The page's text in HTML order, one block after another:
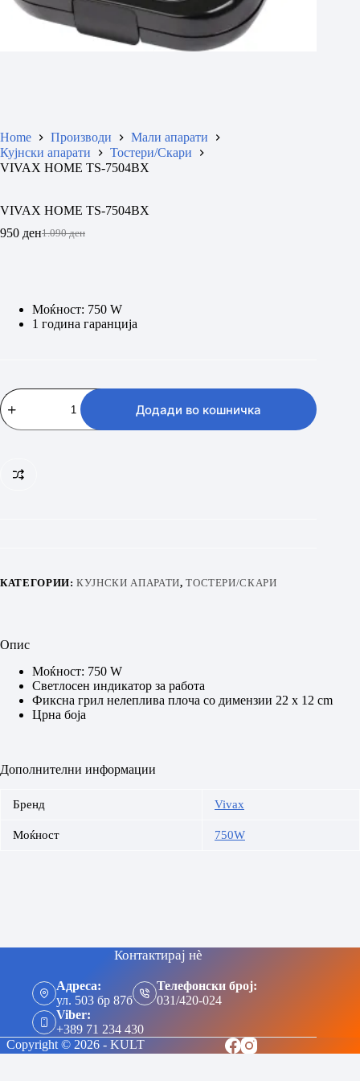
Home Производи
Мали апарати
Кујнски апарати
Тостери/Скари
VIVAX HOME TS-7504BX
VIVAX HOME TS-7504BX
1.090ден
Original
950 денCurrent
Моќност: 750 W
1 година гаранција
VIVAX
HOME
TS-
Додади во кошничка
КАТЕГОРИИ:КУЈНСКИ АПАРАТИ,ТОСТЕРИ/СКАРИ
Опис
Моќност: 750 W
Светлосен индикатор за работа
Фиксна грил нелеплива плоча со димензии 22 x 12 cm
Црна боја
Дополнителни информации
Бренд Vivax
Моќност 750W
Контактирај нè
Адреса:
ул. 503 бр 87б
Телефонски број:
031/420-024
Viber:
+389 71 234 430
Copyright © 2026 - KULT